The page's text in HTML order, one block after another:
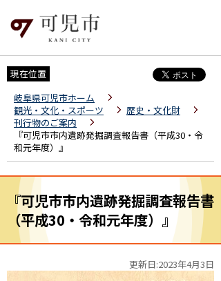
現在位置
岐阜県可児市ホーム
観光・文化・スポーツ
歴史・文化財
刊行物のご案内
『可児市市内遺跡発掘調査報告書（平成30・令
和元年度）』
『可児市市内遺跡発掘調査報告書
（平成30・令和元年度）』
更新日:2023年4月3日